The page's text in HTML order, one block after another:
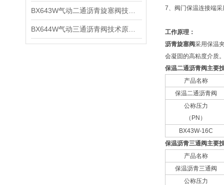
7、阀门保温连接端
工作原理：
沥青旋塞阀采用保温
会凝固的高粘度介质
保温二通沥青阀主要
产品名称
保温二通沥青阀
公称压力
（PN）
BX43W-16C
保温沥青三通阀主要
产品名称
保温沥青三通阀
公称压力